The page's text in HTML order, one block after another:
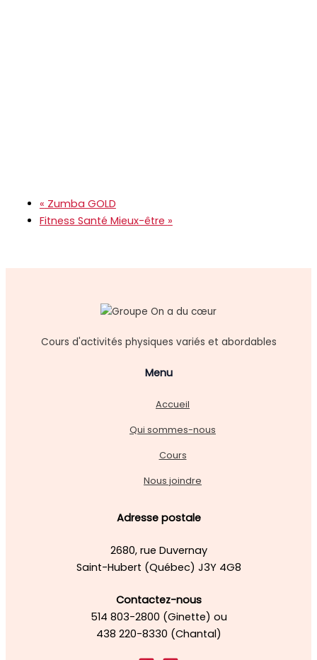
« Zumba GOLD
Fitness Santé Mieux-être »
Cours d'activités physiques variés et abordables
Menu
Accueil
Qui sommes-nous
Cours
Nous joindre
Adresse postale
2680, rue Duvernay
Saint-Hubert (Québec) J3Y 4G8
Contactez-nous
514 803-2800 (Ginette) ou
438 220-8330 (Chantal)